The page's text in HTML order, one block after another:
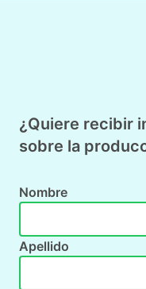
¿Quiere recibir
sobre la
Nombre
Apellido